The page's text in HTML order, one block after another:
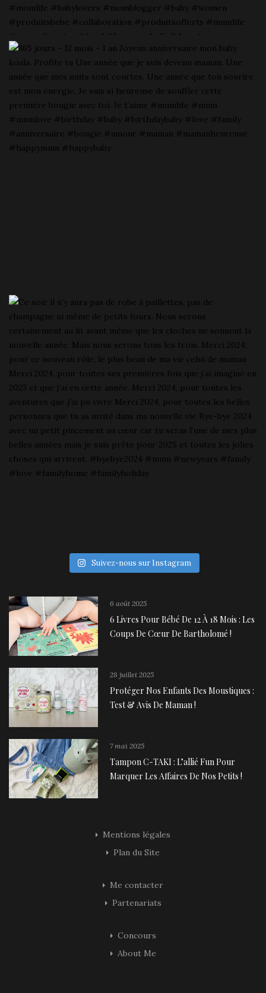
Suivez-nous sur Instagram
6 août 2025
6 Livres Pour Bébé De 12 À 18 Mois : Les
Coups De Cœur De Bartholomé !
28 juillet 2025
Protéger Nos Enfants Des Moustiques :
Test & Avis De Maman !
7 mai 2025
Tampon C-TAKI : L’allié Fun Pour
Marquer Les Affaires De Nos Petits !
Mentions légales
Plan du Site
Me contacter
Partenariats
Concours
About Me